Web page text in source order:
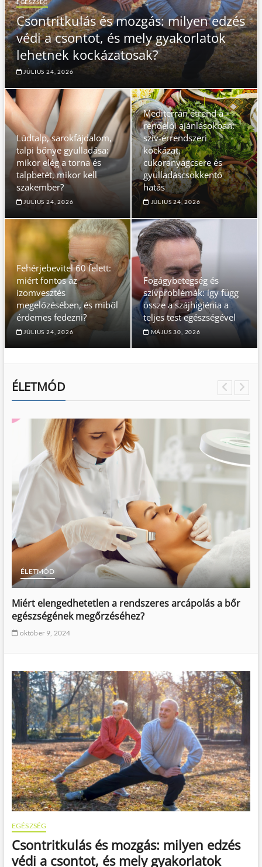
EGÉSZSÉG
Csontritkulás és mozgás: milyen edzés
védi a csontot, és mely gyakorlatok
lehetnek kockázatosak?
JÚLIUS 24, 2026
Lúdtalp, sarokfájdalom,
talpi bőnye gyulladása:
mikor elég a torna és
talpbetét, mikor kell
szakember?
JÚLIUS 24, 2026
Mediterrán étrend a
rendelői ajánlásokban:
szív-érrendszeri
kockázat,
cukoranyagcsere és
gyulladáscsökkentő
hatás
JÚLIUS 24, 2026
Fehérjebevitel 60 felett:
miért fontos az
izomvesztés
megelőzésében, és miből
érdemes fedezni?
JÚLIUS 24, 2026
Fogágybetegség és
szívproblémák: így függ
össze a szájhigiénia a
teljes test egészségével
MÁJUS 30, 2026
ÉLETMÓD
ÉLETMÓD
Miért elengedhetetlen a rendszeres arcápolás a bőr
egészségének megőrzéséhez?
október 9, 2024
EGÉSZSÉG
Csontritkulás és mozgás: milyen edzés
védi a csontot, és mely gyakorlatok